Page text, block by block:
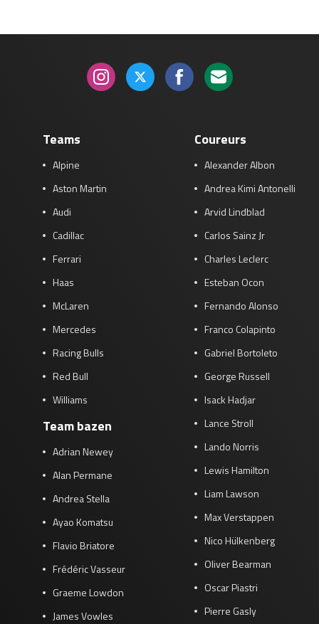
Teams
Alpine
Aston Martin
Audi
Cadillac
Ferrari
Haas
McLaren
Mercedes
Racing Bulls
Red Bull
Williams
Team bazen
Adrian Newey
Alan Permane
Andrea Stella
Ayao Komatsu
Flavio Briatore
Frédéric Vasseur
Graeme Lowdon
James Vowles
Coureurs
Alexander Albon
Andrea Kimi Antonelli
Arvid Lindblad
Carlos Sainz Jr
Charles Leclerc
Esteban Ocon
Fernando Alonso
Franco Colapinto
Gabriel Bortoleto
George Russell
Isack Hadjar
Lance Stroll
Lando Norris
Lewis Hamilton
Liam Lawson
Max Verstappen
Nico Hülkenberg
Oliver Bearman
Oscar Piastri
Pierre Gasly